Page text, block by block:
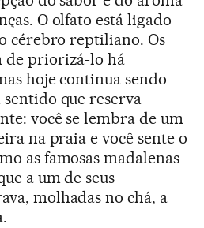
O olfato está ligado
cérebro reptiliano. Os
de priorizá-lo há
hoje continua sendo
que reserva
você se lembra de um
na praia e você sente o
as famosas madalenas
a um de seus
molhadas no chá, a